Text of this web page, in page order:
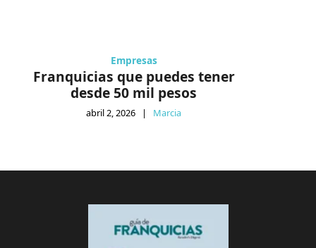
Empresas
Franquicias que puedes tener
desde 50 mil pesos
abril 2, 2026 | Marcia